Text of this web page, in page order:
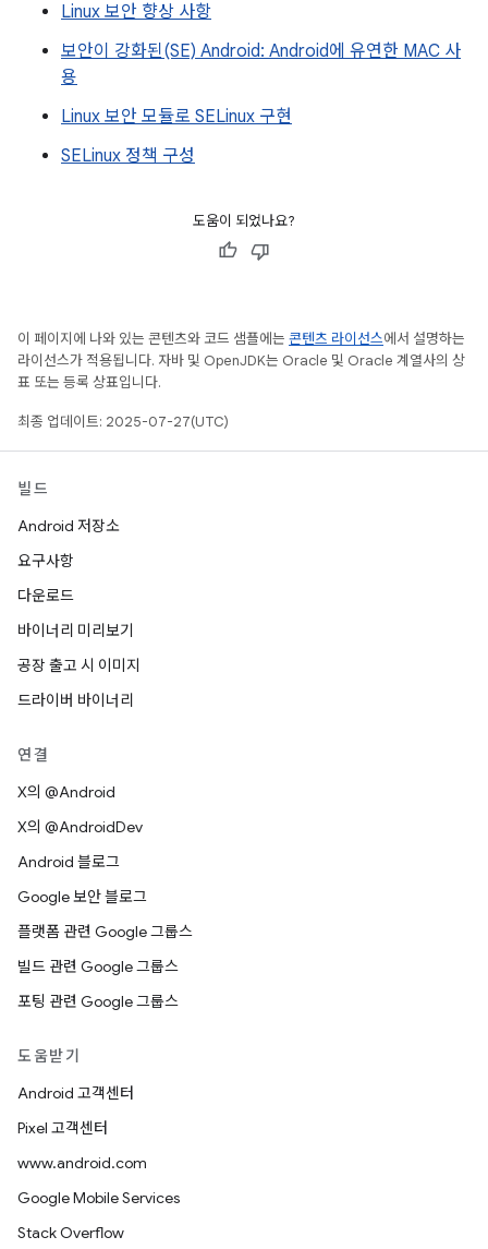
Linux 보안 향상 사항
보안이 강화된(SE) Android: Android에 유연한 MAC 사
용
Linux 보안 모듈로 SELinux 구현
SELinux 정책 구성
도움이 되었나요?
이 페이지에 나와 있는 콘텐츠와 코드 샘플에는 콘텐츠 라이선스에서 설명하는
라이선스가 적용됩니다. 자바 및 OpenJDK는 Oracle 및 Oracle 계열사의 상
표 또는 등록 상표입니다.
최종 업데이트: 2025-07-27(UTC)
빌드
Android 저장소
요구사항
다운로드
바이너리 미리보기
공장 출고 시 이미지
드라이버 바이너리
연결
X의 @Android
X의 @AndroidDev
Android 블로그
Google 보안 블로그
플랫폼 관련 Google 그룹스
빌드 관련 Google 그룹스
포팅 관련 Google 그룹스
도움받기
Android 고객센터
Pixel 고객센터
www.android.com
Google Mobile Services
Stack Overflow